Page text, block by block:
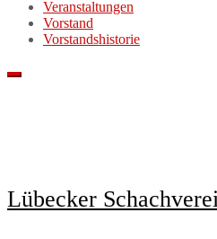
Veranstaltungen
Vorstand
Vorstandshistorie
Lübecker